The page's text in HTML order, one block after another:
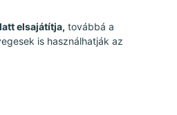
elsajátítja, továbbá a
is használhatják az